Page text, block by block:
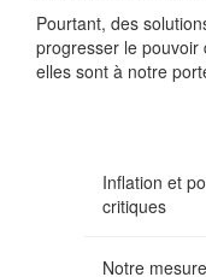
Pourtant, des
progresser le
elles sont à notre
Inflation et
critiques
Notre